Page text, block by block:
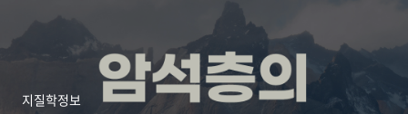
지질학정보